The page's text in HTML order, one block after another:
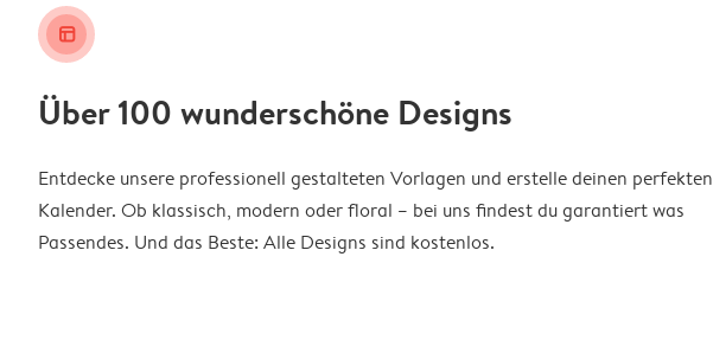
layout_alt
Über 100 wunderschöne Designs
Entdecke unsere professionell gestalteten Vorlagen und erstelle deinen perfekten
Kalender. Ob klassisch, modern oder floral – bei uns findest du garantiert was
Passendes. Und das Beste: Alle Designs sind kostenlos.